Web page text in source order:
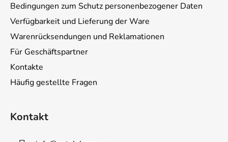
Bedingungen zum Schutz personenbezogener Daten
Verfügbarkeit und Lieferung der Ware
Warenrücksendungen und Reklamationen
Für Geschäftspartner
Kontakte
Häufig gestellte Fragen
Kontakt